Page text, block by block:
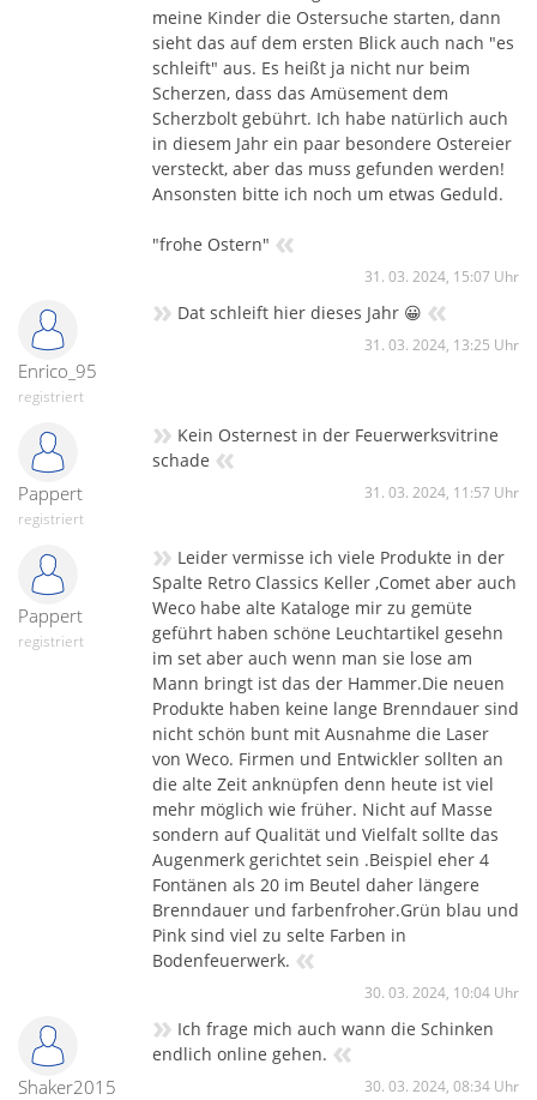
meine Kinder die Ostersuche starten, dann
sieht das auf dem ersten Blick auch nach "es
schleift" aus. Es heißt ja nicht nur beim
Scherzen, dass das Amüsement dem
Scherzbolt gebührt. Ich habe natürlich auch
in diesem Jahr ein paar besondere Ostereier
versteckt, aber das muss gefunden werden!
Ansonsten bitte ich noch um etwas Geduld.
"frohe Ostern" «
31. 03. 2024, 15:07 Uhr
Enrico_95
registriert
» Dat schleift hier dieses Jahr 😀 «
31. 03. 2024, 13:25 Uhr
Pappert
registriert
» Kein Osternest in der Feuerwerksvitrine
schade «
31. 03. 2024, 11:57 Uhr
Pappert
registriert
» Leider vermisse ich viele Produkte in der
Spalte Retro Classics Keller ,Comet aber auch
Weco habe alte Kataloge mir zu gemüte
geführt haben schöne Leuchtartikel gesehn
im set aber auch wenn man sie lose am
Mann bringt ist das der Hammer.Die neuen
Produkte haben keine lange Brenndauer sind
nicht schön bunt mit Ausnahme die Laser
von Weco. Firmen und Entwickler sollten an
die alte Zeit anknüpfen denn heute ist viel
mehr möglich wie früher. Nicht auf Masse
sondern auf Qualität und Vielfalt sollte das
Augenmerk gerichtet sein .Beispiel eher 4
Fontänen als 20 im Beutel daher längere
Brenndauer und farbenfroher.Grün blau und
Pink sind viel zu selte Farben in
Bodenfeuerwerk. «
30. 03. 2024, 10:04 Uhr
Shaker2015
» Ich frage mich auch wann die Schinken
endlich online gehen. «
30. 03. 2024, 08:34 Uhr